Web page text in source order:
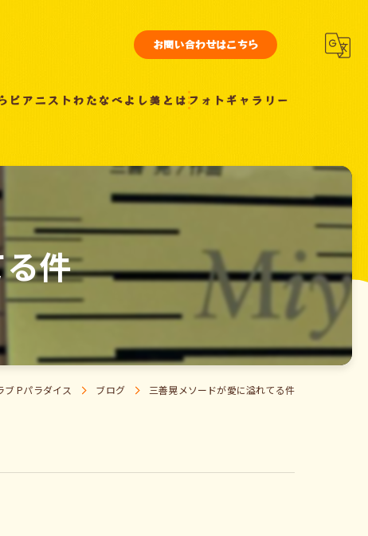
お問い合わせはこちら
ピアニストわたなべよし美とはフォトギャラリー
件
Pパラダイス ブログ 三善晃メソードが愛に溢れてる件